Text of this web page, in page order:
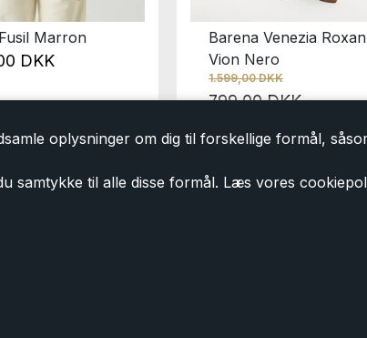
oplysninger om dig til forskellige formål,
samtykke til alle disse formål. Læs vores
Marron
DKK
Barena Venezia
Vion Nero
1.599,00 DKK
799,00 DKK